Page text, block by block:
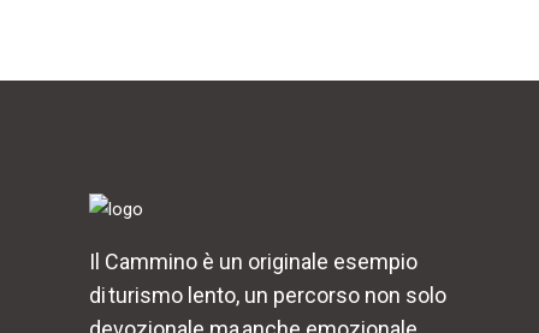
Il Cammino è un originale esempio
di turismo lento, un percorso non solo